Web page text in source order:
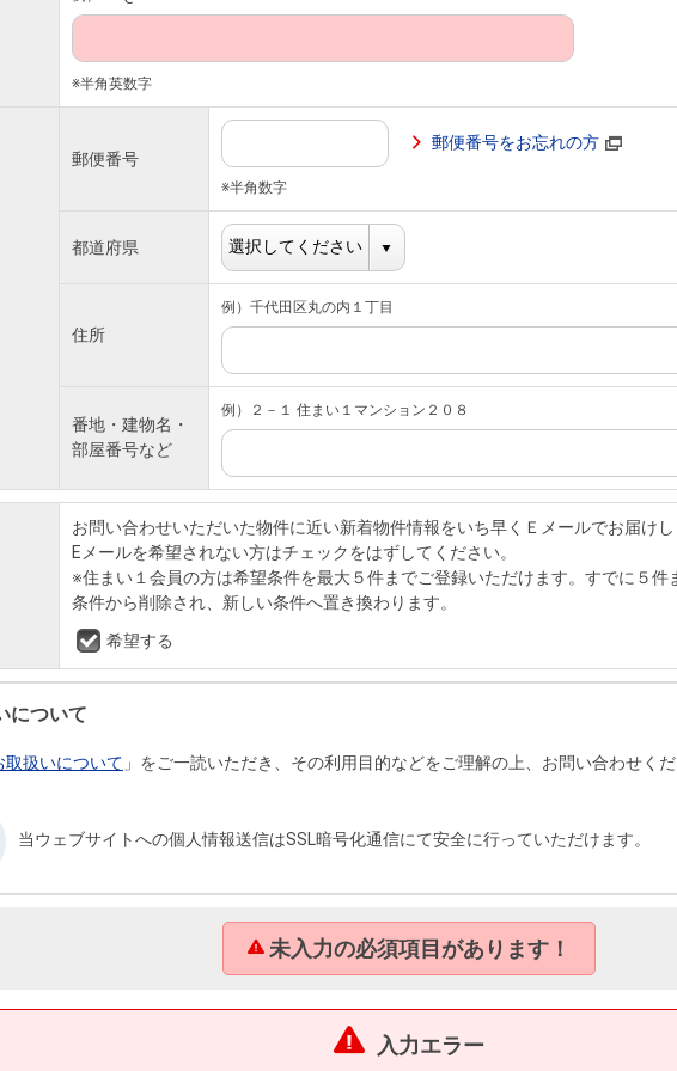
※半角英数字
郵便番号
※半角数字
郵便番号をお忘れの方
都道府県
住所
例）千代田区丸の内１丁目
番地・建物名・
部屋番号など
例）２－１ 住まい１マンション２０８
お問い合わせいただいた物件に近い新着物件情報をいち早くＥメールでお届け
Eメールを希望されない方はチェックをはずしてください。
※住まい１会員の方は希望条件を最大５件までご登録いただけます。すでに５
条件から削除され、新しい条件へ置き換わります。
希望する
について
取扱いについて 」をご一読いただき、その利用目的などをご理解の上、お問い合わせく
当ウェブサイトへの個人情報送信はSSL暗号化通信にて安全に行っていただけます。
未入力の必須項目があります！
入力エラー